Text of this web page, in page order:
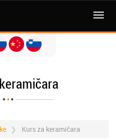
Kurs za keramičara